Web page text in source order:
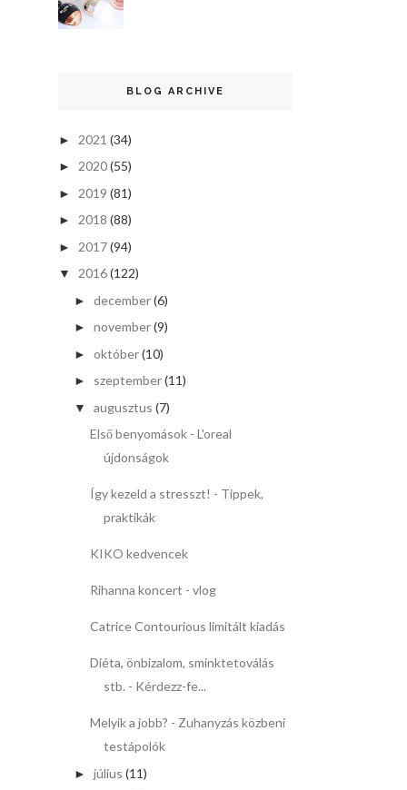
BLOG ARCHIVE
► 2021 (34)
► 2020(55)
► 2019 (81)
► 2018 (88)
► 2017(94)
▼ 2016(122)
► december(6)
► november(9)
► október(10)
► szeptember(11)
▼ augusztus (7)
Első benyomások - L'oreal
újdonságok
Így kezeld a stresszt! - Tippek,
praktikák
KIKO kedvencek
Rihanna koncert - vlog
Catrice Contourious limitált kiadás
Diéta, önbizalom, sminktetoválás
stb. - Kérdezz-fe...
Melyik a jobb? - Zuhanyzás közbeni
testápolók
► július (11)